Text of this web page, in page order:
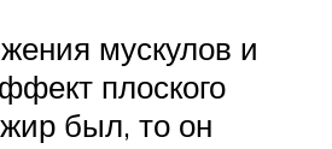
мускулов и
плоского
был, то он